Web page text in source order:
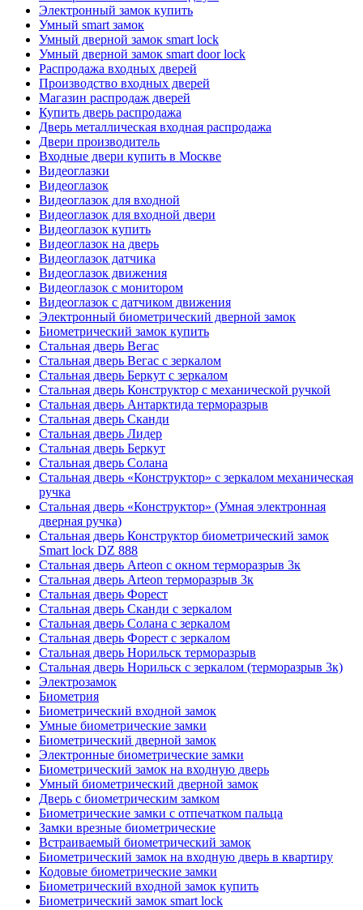
Электронный замок купить
Умный smart замок
Умный дверной замок smart lock
Умный дверной замок smart door lock
Распродажа входных дверей
Производство входных дверей
Магазин распродаж дверей
Купить дверь распродажа
Дверь металлическая входная распродажа
Двери производитель
Входные двери купить в Москве
Видеоглазки
Видеоглазок
Видеоглазок для входной
Видеоглазок для входной двери
Видеоглазок купить
Видеоглазок на дверь
Видеоглазок датчика
Видеоглазок движения
Видеоглазок с монитором
Видеоглазок с датчиком движения
Электронный биометрический дверной замок
Биометрический замок купить
Стальная дверь Вегас
Стальная дверь Вегас с зеркалом
Стальная дверь Беркут с зеркалом
Стальная дверь Конструктор с механической ручкой
Стальная дверь Антарктида терморазрыв
Стальная дверь Сканди
Стальная дверь Лидер
Стальная дверь Беркут
Стальная дверь Солана
Стальная дверь «Конструктор» с зеркалом механическая
ручка
Стальная дверь «Конструктор» (Умная электронная
дверная ручка)
Стальная дверь Конструктор биометрический замок
Smart lock DZ 888
Стальная дверь Arteon с окном терморазрыв 3к
Стальная дверь Arteon терморазрыв 3к
Стальная дверь Форест
Стальная дверь Сканди с зеркалом
Стальная дверь Солана с зеркалом
Стальная дверь Форест с зеркалом
Стальная дверь Норильск терморазрыв
Стальная дверь Норильск с зеркалом (терморазрыв 3к)
Электрозамок
Биометрия
Биометрический входной замок
Умные биометрические замки
Биометрический дверной замок
Электронные биометрические замки
Биометрический замок на входную дверь
Умный биометрический дверной замок
Дверь с биометрическим замком
Биометрические замки с отпечатком пальца
Замки врезные биометрические
Встраиваемый биометрический замок
Биометрический замок на входную дверь в квартиру
Кодовые биометрические замки
Биометрический входной замок купить
Биометрический замок smart lock